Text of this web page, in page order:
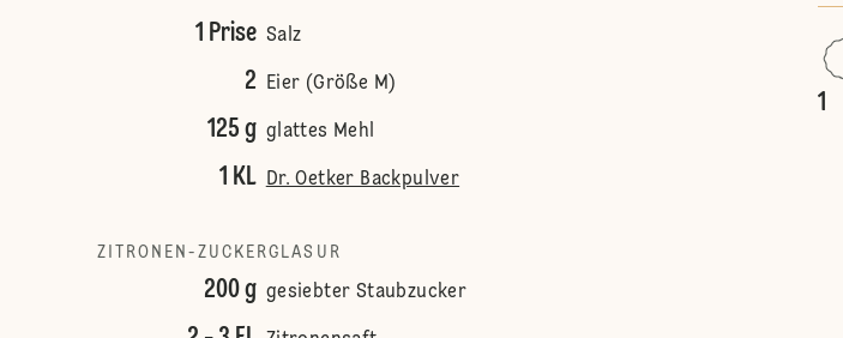
1 Prise Salz
2 Eier (Größe M)
125 g glattes Mehl
1 KL Dr. Oetker Backpulver
ZITRONEN-ZUCKERGLASUR
200 g gesiebter Staubzucker
1